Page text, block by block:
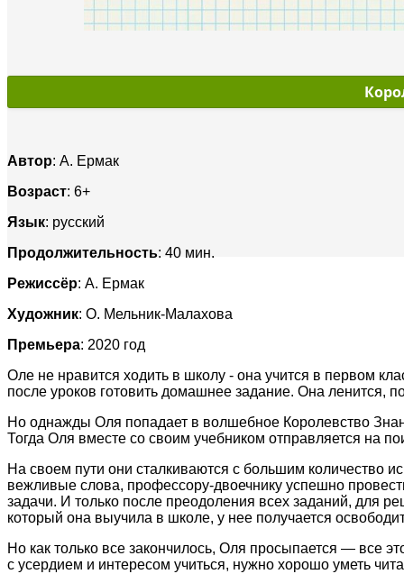
Автор: А. Ермак
Возраст: 6+
Язык: русский
Продолжительность: 40 мин.
Режиссёр: А. Ермак
Художник: О. Мельник-Малахова
Премьера: 2020 год
Оле не нравится ходить в школу - она учится в первом
после уроков готовить домашнее задание. Она ленится,
Но однажды Оля попадает в волшебное Королевство
Тогда Оля вместе со своим учебником отправляется на
На своем пути они сталкиваются с большим количество
вежливые слова, профессору-двоечнику успешно
задачи. И только после преодоления всех заданий, для
который она выучила в школе, у нее получается
Но как только все закончилось, Оля просыпается — все
с усердием и интересом учиться, нужно хорошо уметь